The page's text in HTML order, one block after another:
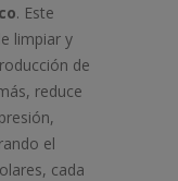
. Este
limpiar y
de
reduce
el
cada